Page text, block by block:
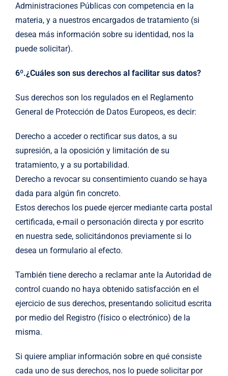
Administraciones Públicas con competencia en la
materia, y a nuestros encargados de tratamiento (si
desea más información sobre su identidad, nos la
puede solicitar).
6º.¿Cuáles son sus derechos al facilitar sus datos?
Sus derechos son los regulados en el Reglamento
General de Protección de Datos Europeos, es decir:
Derecho a acceder o rectificar sus datos, a su
supresión, a la oposición y limitación de su
tratamiento, y a su portabilidad.
Derecho a revocar su consentimiento cuando se haya
dada para algún fin concreto.
Estos derechos los puede ejercer mediante carta postal
certificada, e-mail o personación directa y por escrito
en nuestra sede, solicitándonos previamente si lo
desea un formulario al efecto.
También tiene derecho a reclamar ante la Autoridad de
control cuando no haya obtenido satisfacción en el
ejercicio de sus derechos, presentando solicitud escrita
por medio del Registro (físico o electrónico) de la
misma.
Si quiere ampliar información sobre en qué consiste
cada uno de sus derechos, nos lo puede solicitar por